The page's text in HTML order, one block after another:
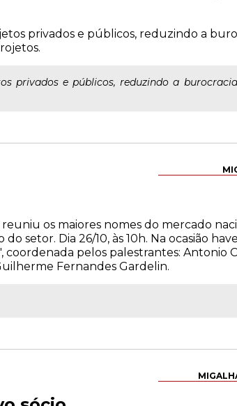
privados e públicos, reduzindo a
privados e públicos, reduzindo a
os maiores nomes do mercado
setor. Dia 26/10, às 10h. Na ocasião
pelos palestrantes: Antonio
Fernandes Gardelin.